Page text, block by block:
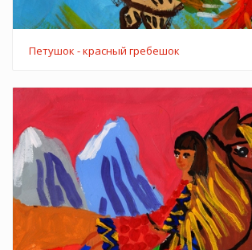
Петушок - красный гребешок